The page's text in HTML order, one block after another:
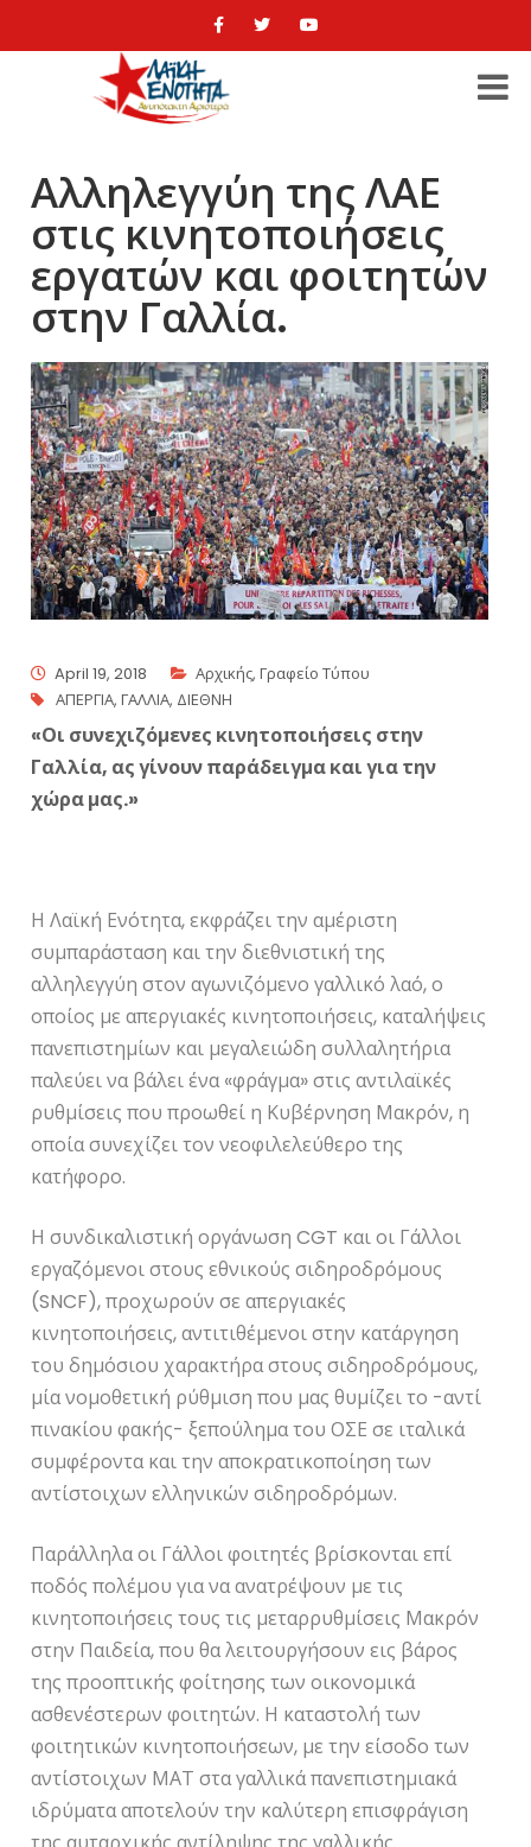
Αλληλεγγύη της ΛΑΕ
στις κινητοποιήσεις
εργατών και φοιτητών
στην Γαλλία.
April 19, 2018 Αρχικής,Γραφείο Τύπου
ΑΠΕΡΓΙΑ,ΓΑΛΛΙΑ, ΔΙΕΘΝΗ
«Οι συνεχιζόμενες κινητοποιήσεις στην
Γαλλία, ας γίνουν παράδειγμα και για την
χώρα μας.»
Η Λαϊκή Ενότητα, εκφράζει την αμέριστη
συμπαράσταση και την διεθνιστική της
αλληλεγγύη στον αγωνιζόμενο γαλλικό λαό, ο
οποίος με απεργιακές κινητοποιήσεις, καταλήψεις
πανεπιστημίων και μεγαλειώδη συλλαλητήρια
παλεύει να βάλει ένα «φράγμα» στις αντιλαϊκές
ρυθμίσεις που προωθεί η Κυβέρνηση Μακρόν, η
οποία συνεχίζει τον νεοφιλελεύθερο της
κατήφορο.
Η συνδικαλιστική οργάνωση CGT και οι Γάλλοι
εργαζόμενοι στους εθνικούς σιδηροδρόμους
(SNCF), προχωρούν σε απεργιακές
κινητοποιήσεις, αντιτιθέμενοι στην κατάργηση
του δημόσιου χαρακτήρα στους σιδηροδρόμους,
μία νομοθετική ρύθμιση που μας θυμίζει το -αντί
πινακίου φακής- ξεπούλημα του ΟΣΕ σε ιταλικά
συμφέροντα και την αποκρατικοποίηση των
αντίστοιχων ελληνικών σιδηροδρόμων.
Παράλληλα οι Γάλλοι φοιτητές βρίσκονται επί
ποδός πολέμου για να ανατρέψουν με τις
κινητοποιήσεις τους τις μεταρρυθμίσεις Μακρόν
στην Παιδεία, που θα λειτουργήσουν εις βάρος
της προοπτικής φοίτησης των οικονομικά
ασθενέστερων φοιτητών. Η καταστολή των
φοιτητικών κινητοποιήσεων, με την είσοδο των
αντίστοιχων ΜΑΤ στα γαλλικά πανεπιστημιακά
ιδρύματα αποτελούν την καλύτερη επισφράγιση